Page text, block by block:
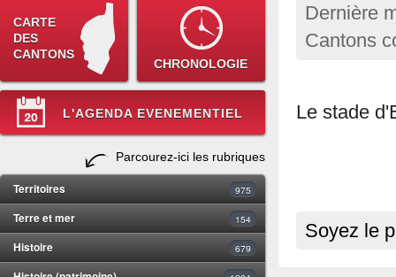
CARTE
DES
CANTONS
CHRONOLOGIE
L'AGENDA EVENEMENTIEL
Parcourez-ici les rubriques
Territoires 975
Terre et mer 154
Histoire 679
Dernière
Cantons
Le stade
Soyez le